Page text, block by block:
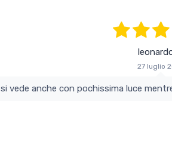
27 luglio
il binocolo e perfetto si vede anche con